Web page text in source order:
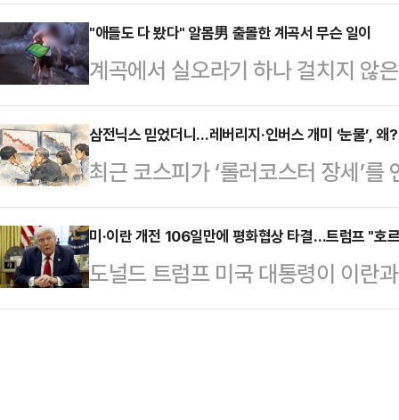
기는 11일 실리콘 캐패시터 기술
향을 설명했다. 이날 발표는 삼성전
김원기 그룹장이 맡았다…
같은 대학교에서 처음 만났습니다.
고, 남편이 적극적으로 다가왔지요.
알아와 데려가 주는가 하면, 집에
니다. 참 다정했어요. 저는 첫사랑
애 한 후 결혼까지 했습니다. 저는
을 다했어요.그런데 …
"애들도 다 봤다" 알몸男 출몰한 계곡서 무슨 일이
계곡에서 실오라기 하나 걸치지 않
전해졌다.8일 JTBC '사건반장'은
장면을 목격했다는 제보자 A씨의
화제 참석을 위해 주차장에서 상영
모두 탈의한 남성을 봤다.공개된
되는 남성 4~5명이 물놀이를 하는
지 전부 벗은 상태였다는 것이다.
그는 친구로 추…
삼전닉스 믿었더니…레버리지·인버스 개미 ‘눈물’, 왜?
최근 코스피가 ‘롤러코스터 장세’
스의 일간 수익률 2배를 추종하는
다.주가가 등락을 반복하는 과정에
과’로 인해 대부분의 투자자들이 ‘
소에 따르면 삼성전자와 SK하이닉
미·이란 개전 106일만에 평화협상 타결…트럼프 "호
도널드 트럼프 미국 대통령이 이란
널드 트럼프 미국 대통령이 14일(